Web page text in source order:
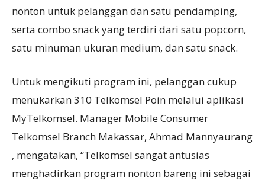
nonton untuk pelanggan dan satu pendamping,
serta combo snack yang terdiri dari satu popcorn,
satu minuman ukuran medium, dan satu snack.
Untuk mengikuti program ini, pelanggan cukup
menukarkan 310 Telkomsel Poin melalui aplikasi
MyTelkomsel. Manager Mobile Consumer
Telkomsel Branch Makassar, Ahmad Mannyaurang
, mengatakan, “Telkomsel sangat antusias
menghadirkan program nonton bareng ini sebagai